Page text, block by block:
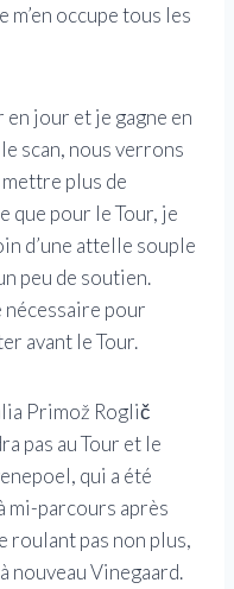
m’en occupe tous les
en jour et je gagne en
scan, nous verrons
plus de
que pour le Tour, je
d’une attelle souple
peu de soutien.
nécessaire pour
avant le Tour.
Primož Roglič
pas au Tour et le
qui a été
mi-parcours après
roulant pas non plus,
nouveau Vinegaard.